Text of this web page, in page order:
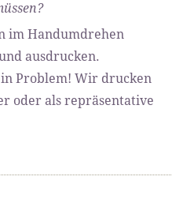
im Handumdrehen
ausdrucken.
Problem! Wir drucken
oder als repräsentative